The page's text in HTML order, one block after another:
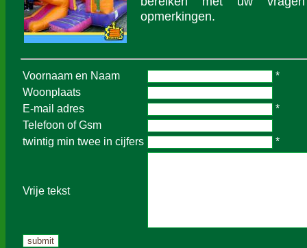
opmerkingen.
Voornaam en Naam
*
Woonplaats
E-mail adres
*
Telefoon of Gsm
twintig min twee in cijfers
*
Vrije tekst